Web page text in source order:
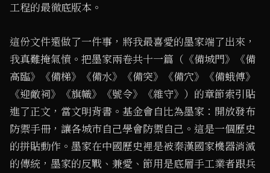
工程的最徹底版本。
這份文件還做了一件事，將我最喜愛的墨家端了出來，
我真難掩氣憤。把墨家兩卷共十一篇（《備城門》《備
高臨》《備梯》《備水》《備突》《備穴》《備蛾傅》
《迎敵祠》《旗幟》《號令》《雜守》）的章節索引貼
進了正文，當文明背書。基金會自比為墨家：開放發布
防禦手冊，讓各城市自己學會防禦自己。這是一個歷史
的拼貼動作。墨家在中國歷史裡是被秦漢國家機器消滅
的傳統，墨家的反戰、兼愛、節用是底層手工業者跟兵